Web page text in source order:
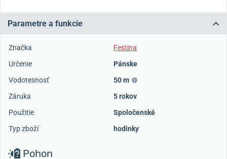
Parametre a funkcie
Značka
Festina
Určenie
Pánske
Vodotesnosť
50 m
Záruka
5 rokov
Použitie
Spoločenské
Typ zboží
hodinky
Pohon